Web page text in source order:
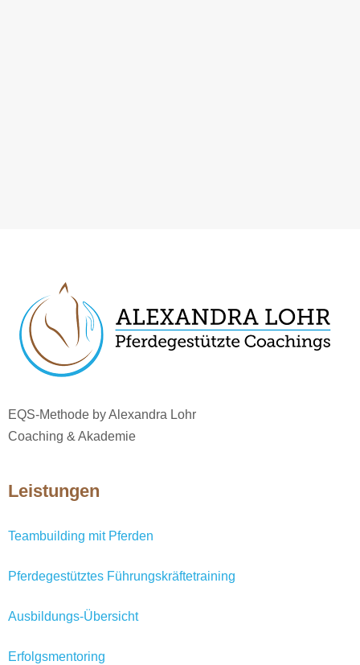
EQS-Methode by Alexandra Lohr
Coaching & Akademie
Leistungen
Teambuilding mit Pferden
Pferdegestütztes Führungskräftetraining
Ausbildungs-Übersicht
Erfolgsmentoring